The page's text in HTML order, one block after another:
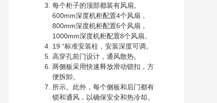
每个柜子的顶部都装有风扇。
600mm深度机柜配置4个风扇，
800mm深度机柜配置6个风扇，
1000mm深度机柜配置8个风扇。
19 “标准安装柱，安装深度可调。
高穿孔前门设计，通风散热。
两侧板采用快速释放滑动锁扣，方
便拆卸。
所示。此外，每个侧板和后门都有
锁和通风，以确保安全和热冷却。